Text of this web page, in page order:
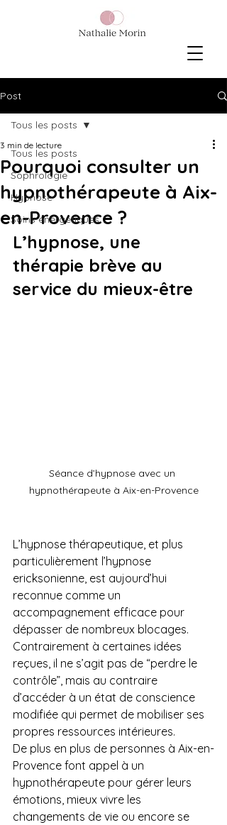
Post
Tous les posts
Sophrologie
Hypnose
Soins énergétiques
Tous les posts
Pourquoi consulter un
hypnothérapeute à Aix-
en-Provence ?
3 min de lecture
L’hypnose, une
thérapie brève au
service du mieux-être
Séance d’hypnose avec un
hypnothérapeute à Aix-en-Provence
L’hypnose thérapeutique, et plus
particulièrement l’hypnose
ericksonienne, est aujourd’hui
reconnue comme un
accompagnement efficace pour
dépasser de nombreux blocages.
Contrairement à certaines idées
reçues, il ne s’agit pas de “perdre le
contrôle”, mais au contraire
d’accéder à un état de conscience
modifiée qui permet de mobiliser ses
propres ressources intérieures.
De plus en plus de personnes à Aix-en-
Provence font appel à un
hypnothérapeute pour gérer leurs
émotions, mieux vivre les
changements de vie ou encore se